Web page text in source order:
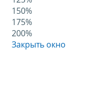
150%
175%
200%
Закрыть окно